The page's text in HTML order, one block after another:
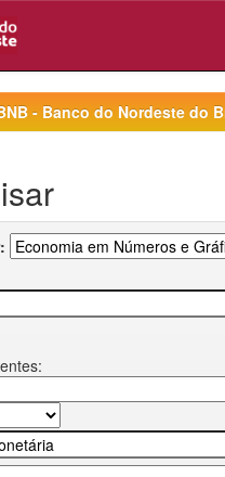
- Banco do Nordeste do